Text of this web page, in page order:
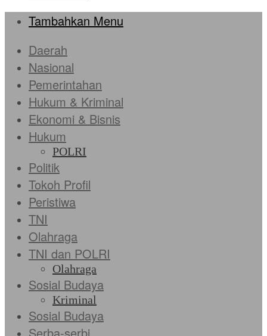
Tambahkan Menu
Daerah
Nasional
Pemerintahan
Hukum & Kriminal
Ekonomi & Bisnis
Hukum
POLRI
Politik
Tokoh Profil
Peristiwa
TNI
Olahraga
TNI dan POLRI
Olahraga
Sosial Budaya
Kriminal
Sosial Budaya